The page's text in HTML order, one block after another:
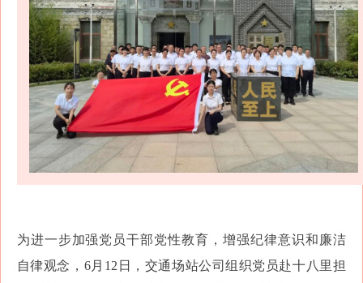
为进一步加强党员干部党性教育，增强纪律意识和廉洁
自律观念，6月12日，交通场站公司组织党员赴十八里担